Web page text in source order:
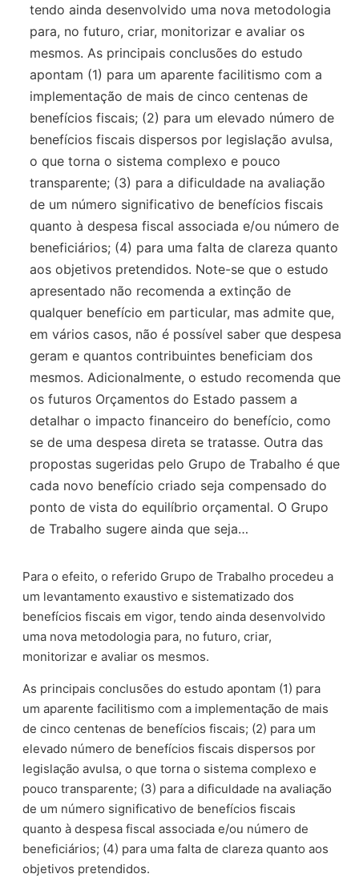
tendo ainda desenvolvido uma nova metodologia
para, no futuro, criar, monitorizar e avaliar os
mesmos. As principais conclusões do estudo
apontam (1) para um aparente facilitismo com a
implementação de mais de cinco centenas de
benefícios fiscais; (2) para um elevado número de
benefícios fiscais dispersos por legislação avulsa,
o que torna o sistema complexo e pouco
transparente; (3) para a dificuldade na avaliação
de um número significativo de benefícios fiscais
quanto à despesa fiscal associada e/ou número de
beneficiários; (4) para uma falta de clareza quanto
aos objetivos pretendidos. Note-se que o estudo
apresentado não recomenda a extinção de
qualquer benefício em particular, mas admite que,
em vários casos, não é possível saber que despesa
geram e quantos contribuintes beneficiam dos
mesmos. Adicionalmente, o estudo recomenda que
os futuros Orçamentos do Estado passem a
detalhar o impacto financeiro do benefício, como
se de uma despesa direta se tratasse. Outra das
propostas sugeridas pelo Grupo de Trabalho é que
cada novo benefício criado seja compensado do
ponto de vista do equilíbrio orçamental. O Grupo
de Trabalho sugere ainda que seja…
Para o efeito, o referido Grupo de Trabalho procedeu a
um levantamento exaustivo e sistematizado dos
benefícios fiscais em vigor, tendo ainda desenvolvido
uma nova metodologia para, no futuro, criar,
monitorizar e avaliar os mesmos.
As principais conclusões do estudo apontam (1) para
um aparente facilitismo com a implementação de mais
de cinco centenas de benefícios fiscais; (2) para um
elevado número de benefícios fiscais dispersos por
legislação avulsa, o que torna o sistema complexo e
pouco transparente; (3) para a dificuldade na avaliação
de um número significativo de benefícios fiscais
quanto à despesa fiscal associada e/ou número de
beneficiários; (4) para uma falta de clareza quanto aos
objetivos pretendidos.